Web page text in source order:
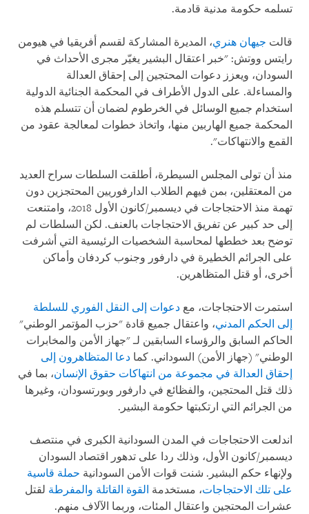
تسلمه حكومة مدنية قادمة.
قالت جيهان هنري، المديرة المشاركة لقسم أفريقيا في هيومن
رايتس ووتش: "خبر اعتقال البشير يغيّر مجرى الأحداث في
السودان، ويعزز دعوات المحتجين إلى إحقاق العدالة
والمساءلة. على الدول الأطراف في المحكمة الجنائية الدولية
استخدام جميع الوسائل في الخرطوم لضمان أن تتسلم هذه
المحكمة جميع الهاربين منها، واتخاذ خطوات لمعالجة عقود من
القمع والانتهاكات".
منذ أن تولى المجلس السيطرة، أطلقت السلطات سراح العديد
من المعتقلين، بمن فيهم الطلاب الدارفوريين المحتجزين دون
تهمة منذ الاحتجاجات في ديسمبر/كانون الأول 2018، وامتنعت
إلى حد كبير عن تفريق الاحتجاجات بالعنف. لكن السلطات لم
توضح بعد خططها لمحاسبة الشخصيات الرئيسية التي أشرفت
على الجرائم الخطيرة في دارفور وجنوب كردفان وأماكن
أخرى، أو قتل المتظاهرين.
استمرت الاحتجاجات، مع دعوات إلى النقل الفوري للسلطة
إلى الحكم المدني، واعتقال جميع قادة "حزب المؤتمر الوطني"
الحاكم السابق والرؤساء السابقين لـ "جهاز الأمن والمخابرات
الوطني" (جهاز الأمن) السوداني. كما دعا المتظاهرون إلى
إحقاق العدالة في مجموعة من انتهاكات حقوق الإنسان، بما في
ذلك قتل المحتجين، والفظائع في دارفور وبورتسودان، وغيرها
من الجرائم التي ارتكبتها حكومة البشير.
اندلعت الاحتجاجات في المدن السودانية الكبرى في منتصف
ديسمبر/كانون الأول، وذلك ردا على تدهور اقتصاد السودان
ولإنهاء حكم البشير. شنت قوات الأمن السودانية حملة قاسية
على تلك الاحتجاجات، مستخدمة القوة القاتلة والمفرطة لقتل
عشرات المحتجين واعتقال المئات، وربما الآلاف منهم.